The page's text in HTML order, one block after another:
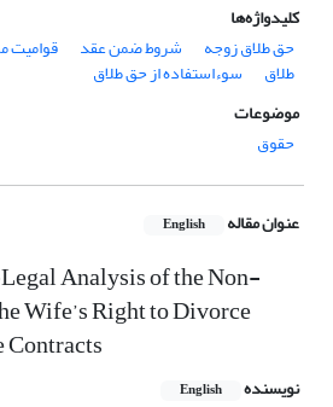
کلیدواژه‌ها
حق طلاق زوجه
شروط ضمن عقد قوامیت
طلاق
سوءاستفاده از حق طلاق
موضوعات
حقوق
عنوان مقاله English
Analysis of the Non-
Wife’s Right to Divorce
نویسنده English